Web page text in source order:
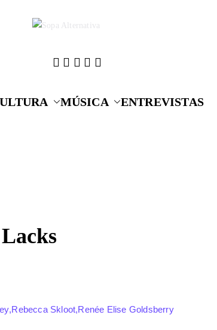
MÚSICA ENTREVISTAS
,Rebecca Skloot,Renée Elise Goldsberry